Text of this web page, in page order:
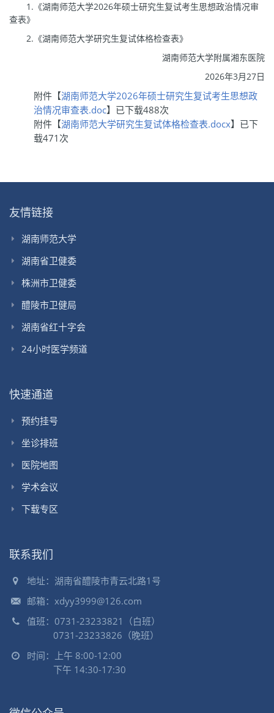
1.《湖南师范大学2026年硕士研究生复试考生思想政治情况审
查表》
2.《湖南师范大学研究生复试体格检查表》
湖南师范大学附属湘东医院
2026年3月27日
附件【湖南师范大学2026年硕士研究生复试考生思想政
治情况审查表.doc】已下载488次
附件【湖南师范大学研究生复试体格检查表.docx】已下
载471次
友情链接
湖南师范大学
湖南省卫健委
株洲市卫健委
醴陵市卫健局
湖南省红十字会
24小时医学频道
快速通道
预约挂号
坐诊排班
医院地图
学术会议
下载专区
联系我们
地址：湖南省醴陵市青云北路1号
邮箱：xdyy3999@126.com
值班：0731-23233821（白班）
0731-23233826（晚班）
时间：上午 8:00-12:00
下午 14:30-17:30